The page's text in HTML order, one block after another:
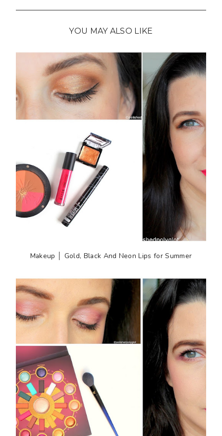
YOU MAY ALSO LIKE
Makeup │ Gold, Black And Neon Lips for Summer